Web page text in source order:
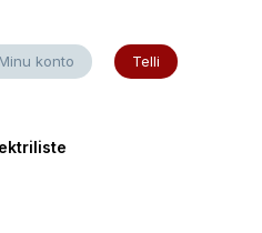
Minu konto Telli